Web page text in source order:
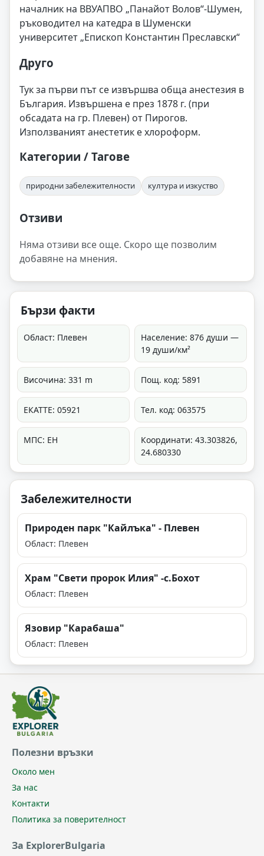
началник на ВВУАПВО „Панайот Волов“-Шумен,
ръководител на катедра в Шуменски
университет „Епископ Константин Преславски“
Друго
Тук за първи път се извършва обща анестезия в
България. Извършена е през 1878 г. (при
обсадата на гр. Плевен) от Пирогов.
Използваният анестетик е хлороформ.
Категории / Тагове
природни забележителности култура и изкуство
Отзиви
Няма отзиви все още. Скоро ще позволим
добавяне на мнения.
Бързи факти
Област: Плевен
Население: 876 души —
19 души/км²
Височина: 331 m Пощ. код: 5891
ЕКАТТЕ: 05921 Тел. код: 063575
МПС: ЕН
Координати: 43.303826,
24.680330
Забележителности
Природен парк "Кайлъка" - Плевен
Област: Плевен
Храм "Свети пророк Илия" -с.Бохот
Област: Плевен
Язовир "Карабаша"
Област: Плевен
Полезни връзки
Около мен
За нас
Контакти
Политика за поверителност
За ExplorerBulgaria